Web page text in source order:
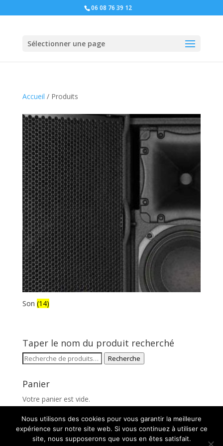
06 08 76 39 12
Sélectionner une page
Accueil / Produits
Son (14)
Taper le nom du produit recherché
Recherche
Recherche
Panier
Votre panier est vide.
Nous utilisons des cookies pour vous garantir la meilleure
expérience sur notre site web. Si vous continuez à utiliser ce
site, nous supposerons que vous en êtes satisfait.